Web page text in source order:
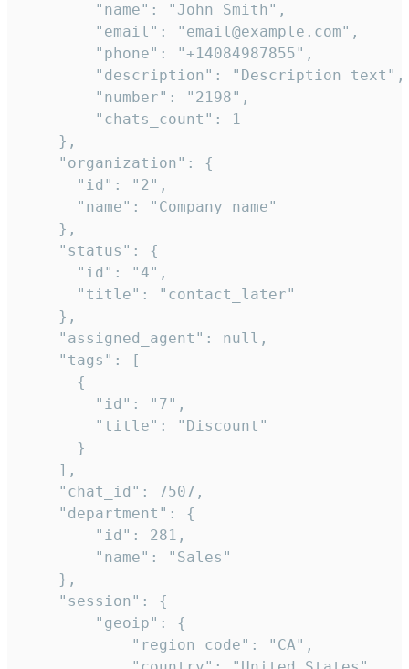
        "name": "John Smith",
        "email": "email@example.com",
        "phone": "+14084987855",
        "description": "Description text",
        "number": "2198",
        "chats_count": 1
    },
    "organization": {
      "id": "2",
      "name": "Company name"
    },
    "status": {
      "id": "4",
      "title": "contact_later"
    },
    "assigned_agent": null,
    "tags": [
      {
        "id": "7",
        "title": "Discount"
      }
    ],
    "chat_id": 7507,
    "department": {
        "id": 281,
        "name": "Sales"
    },
    "session": {
        "geoip": {
            "region_code": "CA",